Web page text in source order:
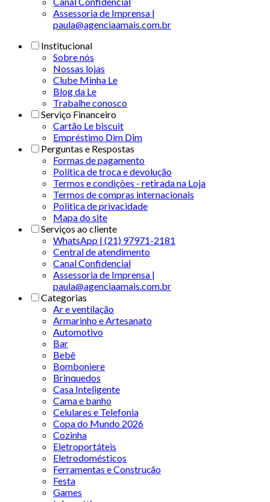
Assessoria de Imprensa |
paula@agenciaamais.com.br
Institucional
Sobre nós
Nossas lojas
Clube Minha Le
Blog da Le
Trabalhe conosco
Serviço Financeiro
Cartão Le biscuit
Empréstimo Dim Dim
Perguntas e Respostas
Formas de pagamento
Política de troca e devolução
Termos e condições - retirada na Loja
Termos de compras internacionais
Politica de privacidade
Mapa do site
Serviços ao cliente
WhatsApp | (21) 97971-2181
Central de atendimento
Canal Confidencial
Assessoria de Imprensa |
paula@agenciaamais.com.br
Categorias
Ar e ventilação
Armarinho e Artesanato
Automotivo
Bar
Bebê
Bomboniere
Brinquedos
Casa Inteligente
Cama e banho
Celulares e Telefonia
Copa do Mundo 2026
Cozinha
Eletroportáteis
Eletrodomésticos
Ferramentas e Construção
Festa
Games